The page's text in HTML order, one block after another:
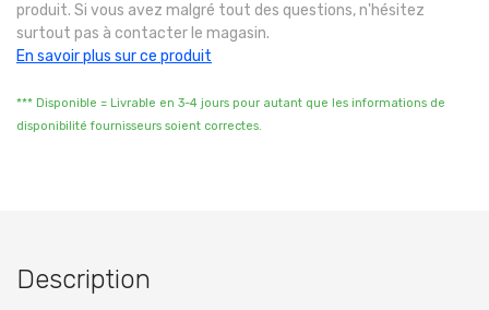
produit. Si vous avez malgré tout des questions, n'hésitez
surtout pas à contacter le magasin.
En savoir plus sur ce produit
*** Disponible = Livrable en 3-4 jours pour autant que les informations de
disponibilité fournisseurs soient correctes.
Description